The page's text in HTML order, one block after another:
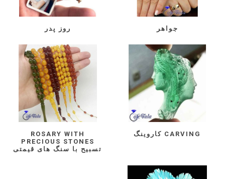
جواهر روز پدر
CARVING کاروینگ
ROSARY WITH
PRECIOUS STONES
تسبیح با سنگ های قیمتی